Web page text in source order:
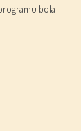
bola